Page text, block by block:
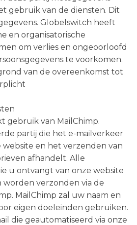
gebruik van de diensten. Dit
Globelswitch heeft
en organisatorische
om verlies en ongeoorloofd
te voorkomen.
van de overeenkomst tot
gebruik van MailChimp.
partij die het e-mailverkeer
website en het verzenden van
afhandelt. Alle
u ontvangt van onze website
verzonden via de
MailChimp zal uw naam en
eigen doeleinden gebruiken.
die geautomatiseerd via onze